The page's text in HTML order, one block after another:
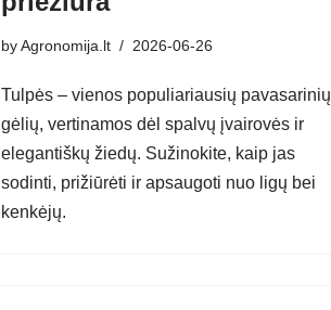
byAgronomija.lt 2026-06-26
Tulpės – vienos populiariausių pavasarinių
gėlių, vertinamos dėl spalvų įvairovės ir
elegantiškų žiedų. Sužinokite, kaip jas
sodinti, prižiūrėti ir apsaugoti nuo ligų bei
kenkėjų.